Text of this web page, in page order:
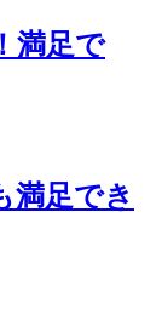
満足で
満足でき